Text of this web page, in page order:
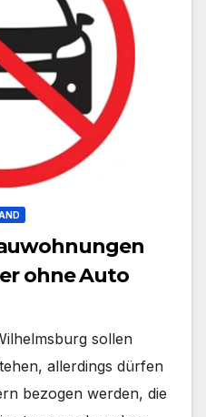
ohne Auto
sollen
allerdings dürfen
bezogen werden, die